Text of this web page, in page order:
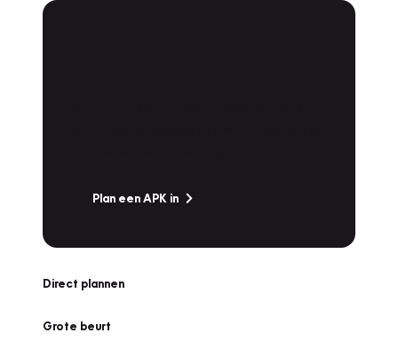
Plan een APK in
Direct plannen
Grote beurt